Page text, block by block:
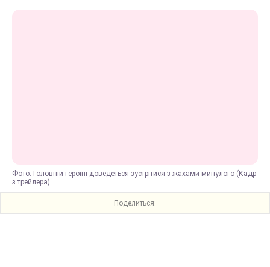
Фото: Головній героїні доведеться зустрітися з жахами минулого (Кадр
з трейлера)
Поделиться: